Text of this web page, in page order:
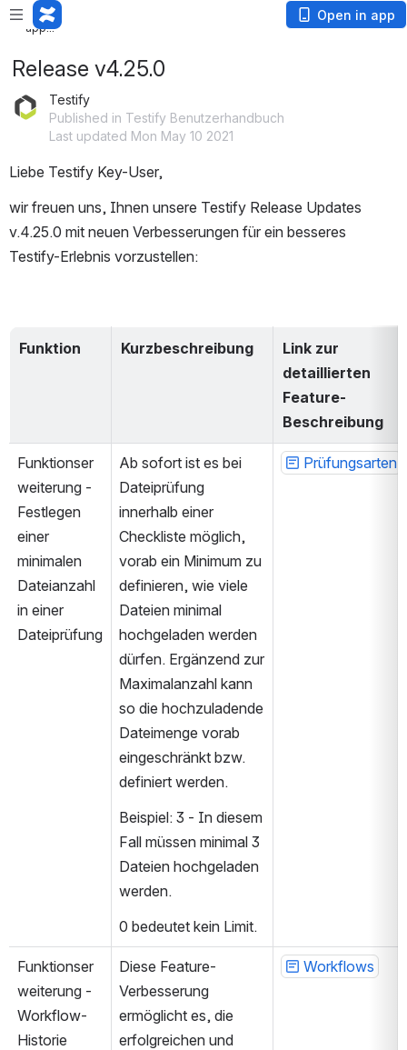
Loading
app...
Open in app
Release v4.25.0
Testify
Published in Testify Benutzerhandbuch
Last updated Mon May 10 2021
Liebe Testify Key-User,
wir freuen uns, Ihnen unsere Testify Release Updates
v.4.25.0 mit neuen Verbesserungen für ein besseres
Testify-Erlebnis vorzustellen:
Funktion Kurzbeschreibung
Link zur
detaillierten
Feature-
Beschreibung
Funktionser
weiterung -
Festlegen
einer
minimalen
Dateianzahl
in einer
Dateiprüfung
Ab sofort ist es bei
Dateiprüfung
innerhalb einer
Checkliste möglich,
vorab ein Minimum zu
definieren, wie viele
Dateien minimal
hochgeladen werden
dürfen. Ergänzend zur
Maximalanzahl kann
so die hochzuladende
Dateimenge vorab
eingeschränkt bzw.
definiert werden.
Beispiel: 3 - In diesem
Fall müssen minimal 3
Dateien hochgeladen
werden.
0 bedeutet kein Limit.
Prüfungsarten
Funktionser
weiterung -
Workflow-
Historie
Diese Feature-
Verbesserung
ermöglicht es, die
erfolgreichen und
Workflows